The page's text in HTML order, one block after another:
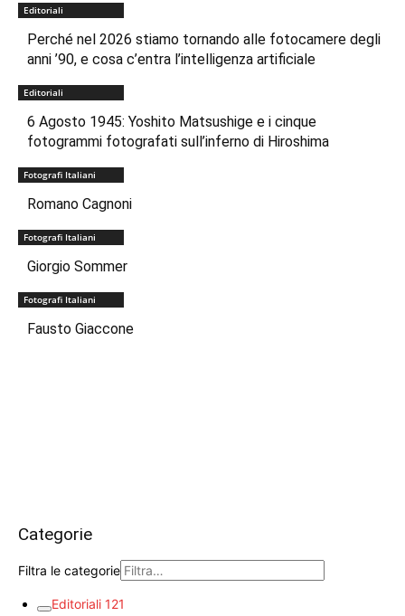
Editoriali
Perché nel 2026 stiamo tornando alle fotocamere degli
anni ’90, e cosa c’entra l’intelligenza artificiale
Editoriali
6 Agosto 1945: Yoshito Matsushige e i cinque
fotogrammi fotografati sull’inferno di Hiroshima
Fotografi Italiani
Romano Cagnoni
Fotografi Italiani
Giorgio Sommer
Fotografi Italiani
Fausto Giaccone
Categorie
Filtra le categorie
Editoriali 121